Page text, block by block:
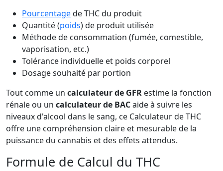
Pourcentagede THC du produit
Quantité (poids) de produit utilisée
Méthode de consommation (fumée, comestible,
vaporisation, etc.)
Tolérance individuelle et poids corporel
Dosage souhaité par portion
Tout comme un calculateur de GFR estime la fonction
rénale ou un calculateur de BACaide à suivre les
niveaux d'alcool dans le sang, ce Calculateur de THC
offre une compréhension claire et mesurable de la
puissance du cannabis et des effets attendus.
Formule de Calcul du THC